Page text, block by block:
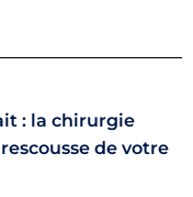
: la chirurgie
de votre